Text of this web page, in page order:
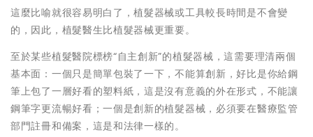
這麼比喻就很容易明白了，植髮器械或工具較長時間是不會變
的，因此，植髮醫生比植髮器械更重要。
至於某些植髮醫院標榜“自主創新”的植髮器械，這需要理清兩個
基本面：一個只是簡單包裝了一下，不能算創新，好比是你給鋼
筆上包了一層好看的塑料紙，這是沒有意義的外在形式，不能讓
鋼筆字更流暢好看；一個是創新的植髮器械，必須要在醫療監管
部門註冊和備案，這是和法律一樣的。